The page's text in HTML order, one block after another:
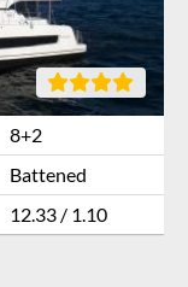
8+2
Battened
12.33 / 1.10